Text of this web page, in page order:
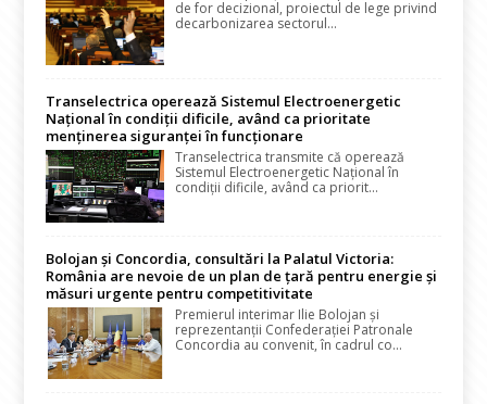
de for decizional, proiectul de lege privind
decarbonizarea sectorul...
Transelectrica operează Sistemul Electroenergetic
Național în condiții dificile, având ca prioritate
menținerea siguranței în funcționare
Transelectrica transmite că operează
Sistemul Electroenergetic Național în
condiții dificile, având ca priorit...
Bolojan și Concordia, consultări la Palatul Victoria:
România are nevoie de un plan de țară pentru energie și
măsuri urgente pentru competitivitate
Premierul interimar Ilie Bolojan și
reprezentanții Confederației Patronale
Concordia au convenit, în cadrul co...